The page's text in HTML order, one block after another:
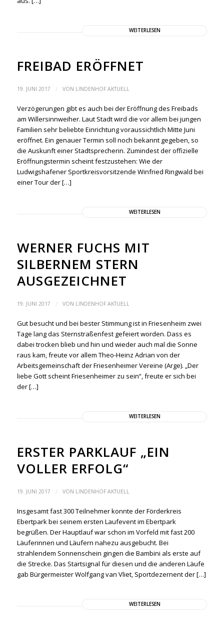
WEITERLESEN
FREIBAD ERÖFFNET
19. JUNI 2017 / VON LINDENHOF AKTUELL
Verzögerungen gibt es auch bei der Eröffnung des Freibads
am Willersinnweiher. Laut Stadt wird die vor allem bei jungen
Familien sehr beliebte Einrichtung voraussichtlich Mitte Juni
eröffnet. Ein genauer Termin soll noch bekannt gegeben, so
die Auskunft einer Stadtsprecherin. Zumindest der offizielle
Eröffnungstermin scheint festzustehen: Wie der
Ludwigshafener Sportkreisvorsitzende Winfried Ringwald bei
einer Tour der […]
WEITERLESEN
WERNER FUCHS MIT
SILBERNEM STERN
AUSGEZEICHNET
19. JUNI 2017 / VON LINDENHOF AKTUELL
Gut besucht und bei bester Stimmung ist in Friesenheim zwei
Tage lang das Sternstraßenfest gefeiert worden. Dass es
dabei trocken blieb und hin und wieder auch mal die Sonne
raus kam, freute vor allem Theo-Heinz Adrian von der
Arbeitsgemeinschaft der Friesenheimer Vereine (Arge). „Der
liebe Gott scheint Friesenheimer zu sein“, freute er sich bei
der […]
WEITERLESEN
ERSTER PARKLAUF „EIN
VOLLER ERFOLG“
19. JUNI 2017 / VON LINDENHOF AKTUELL
Insgesamt fast 300 Teilnehmer konnte der Förderkreis
Ebertpark bei seinem ersten Laufevent im Ebertpark
begrüßen. Der Hauptlauf war schon im Vorfeld mit fast 200
Läuferinnen und Läufern nahezu ausgebucht. Bei
strahlendem Sonnenschein gingen die Bambini als erste auf
die Strecke. Das Startsignal für diesen und die anderen Läufe
gab Bürgermeister Wolfgang van Vliet, Sportdezernent der […]
WEITERLESEN